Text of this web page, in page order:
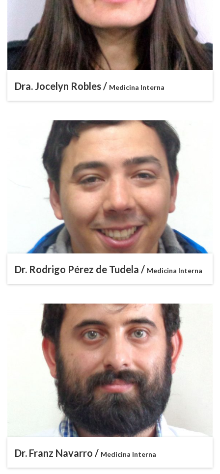
Dra. Jocelyn Robles / Medicina Interna
Dr. Rodrigo Pérez de Tudela / Medicina Interna
Dr. Franz Navarro / Medicina Interna